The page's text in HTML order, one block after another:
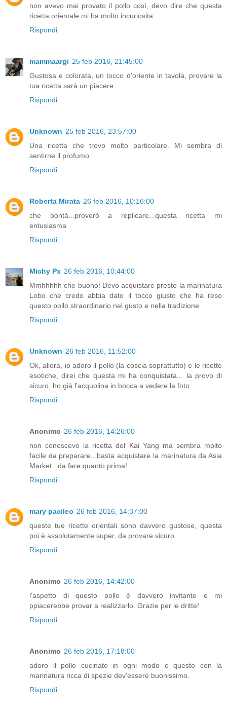
non avevo mai provato il pollo così, devo dire che questa
ricetta orientale mi ha molto incuriosita
Rispondi
mammaargi 25 feb 2016, 21:45:00
Gustosa e colorata, un tocco d'oriente in tavola, provare la
tua ricetta sarà un piacere.
Rispondi
Unknown 25 feb 2016, 23:57:00
Una ricetta che trovo molto particolare. Mi sembra di
sentirne il profumo
Rispondi
Roberta Mirata 26 feb 2016, 10:16:00
che bontà...proverò a replicare...questa ricetta mi
entusiasma
Rispondi
Michy Px 26 feb 2016, 10:44:00
Mmhhhhh che buono! Devo acquistare presto la marinatura
Lobo che credo abbia dato il tocco giusto che ha reso
questo pollo straordinario nel gusto e nella tradizione
Rispondi
Unknown 26 feb 2016, 11:52:00
Ok, allora, io adoro il pollo (la coscia soprattutto) e le ricette
esotiche, direi che questa mi ha conquistata... la provo di
sicuro, ho già l'acquolina in bocca a vedere la foto
Rispondi
Anonimo 26 feb 2016, 14:26:00
non conoscevo la ricetta del Kai Yang ma sembra molto
facile da preparare...basta acquistare la marinatura da Asia
Market...da fare quanto prima!
Rispondi
mary pacileo 26 feb 2016, 14:37:00
queste tue ricette orientali sono davvero gustose, questa
poi è assolutamente super, da provare sicuro
Rispondi
Anonimo 26 feb 2016, 14:42:00
l'aspetto di questo pollo è davvero invitante e mi
ppiacerebbe provar a realizzarlo. Grazie per le dritte!
Rispondi
Anonimo 26 feb 2016, 17:18:00
adoro il pollo cucinato in ogni modo e questo con la
marinatura ricca di spezie dev'essere buonissimo.
Rispondi